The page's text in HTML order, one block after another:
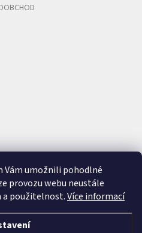
Vám umožnili pohodlné
provozu webu neustále
a použitelnost.Více informací